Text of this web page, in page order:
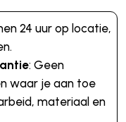
24 uur op locatie,
: Geen
waar je aan toe
materiaal en